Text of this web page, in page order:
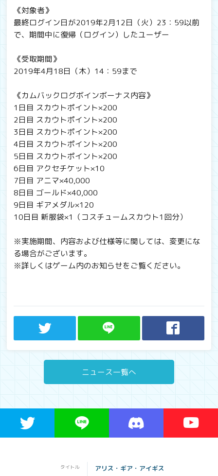
《対象者》
最終ログイン日が2019年2月12日（火）23：59以前
で、期間中に復帰（ログイン）したユーザー
《受取期間》
2019年4月18日（木）14：59まで
《カムバックログボインボーナス内容》
1日目 スカウトポイント×200
2日目 スカウトポイント×200
3日目 スカウトポイント×200
4日目 スカウトポイント×200
5日目 スカウトポイント×200
6日目 アクセチケット×10
7日目 アニマ×40,000
8日目 ゴールド×40,000
9日目 ギアメダル×120
10日目 新服袋×1（コスチュームスカウト1回分）
※実施期間、内容および仕様等に関しては、変更にな
る場合がございます。
※詳しくはゲーム内のお知らせをご覧ください。
ニュース一覧へ
タイトル アリス・ギア・アイギス